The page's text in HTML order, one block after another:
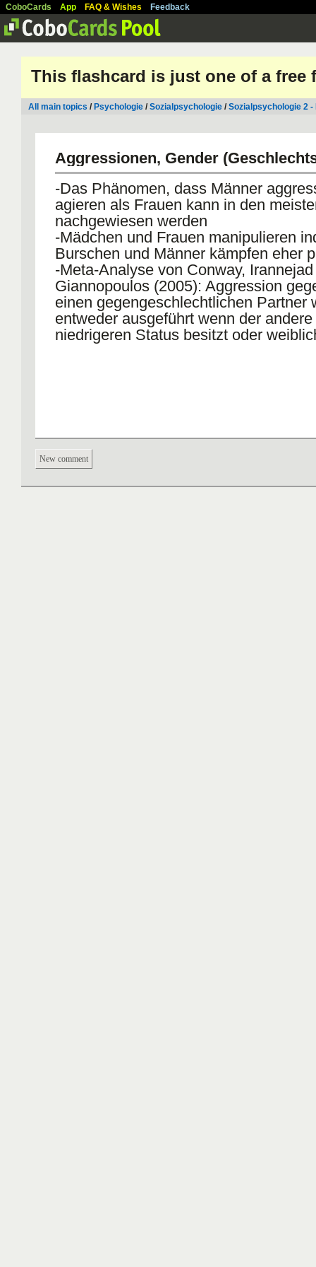
CoboCards App FAQ & Wishes Feedback
This flashcard is just one of a free
All main topics / Psychologie /Sozialpsychologie /Sozialpsychologie 2 -
Aggressionen, Gender
-Das Phänomen, dass Männer
agieren als Frauen kann in den
nachgewiesen werden
-Mädchen und Frauen manipulieren
Burschen und Männer kämpfen eher
-Meta-Analyse von Conway,
Giannopoulos (2005): Aggression
einen gegengeschlechtlichen Partner
entweder ausgeführt wenn der
niedrigeren Status besitzt oder
New comment